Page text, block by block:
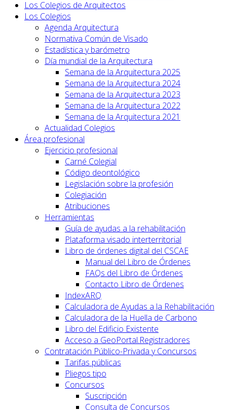
Los Colegios de Arquitectos
Los Colegios
Agenda Arquitectura
Normativa Común de Visado
Estadística y barómetro
Día mundial de la Arquitectura
Semana de la Arquitectura 2025
Semana de la Arquitectura 2024
Semana de la Arquitectura 2023
Semana de la Arquitectura 2022
Semana de la Arquitectura 2021
Actualidad Colegios
Área profesional
Ejercicio profesional
Carné Colegial
Código deontológico
Legislación sobre la profesión
Colegiación
Atribuciones
Herramientas
Guía de ayudas a la rehabilitación
Plataforma visado interterritorial
Libro de órdenes digital del CSCAE
Manual del Libro de Órdenes
FAQs del Libro de Órdenes
Contacto Libro de Órdenes
IndexARQ
Calculadora de Ayudas a la Rehabilitación
Calculadora de la Huella de Carbono
Libro del Edificio Existente
Acceso a GeoPortal.Registradores
Contratación Público-Privada y Concursos
Tarifas públicas
Pliegos tipo
Concursos
Suscripción
Consulta de Concursos